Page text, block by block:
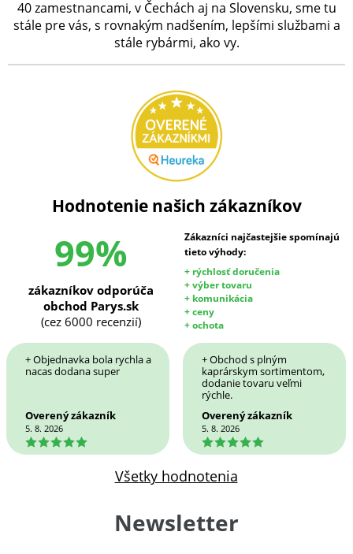
40 zamestnancami, v Čechách aj na Slovensku, sme tu
stále pre vás, s rovnakým nadšením, lepšími službami a
stále rybármi, ako vy.
Hodnotenie našich zákazníkov
99%
Zákazníci najčastejšie spomínajú
tieto výhody:
+ rýchlosť doručenia
+ výber tovaru
+ komunikácia
+ ceny
+ ochota
zákazníkov odporúča
obchod Parys.sk
(cez 6000 recenzií)
+ Objednavka bola rychla a
nacas dodana super
Overený zákazník
5. 8. 2026
5
+ Obchod s plným
kaprárskym sortimentom,
dodanie tovaru veľmi
rýchle.
Overený zákazník
5. 8. 2026
5
Všetky hodnotenia
Newsletter